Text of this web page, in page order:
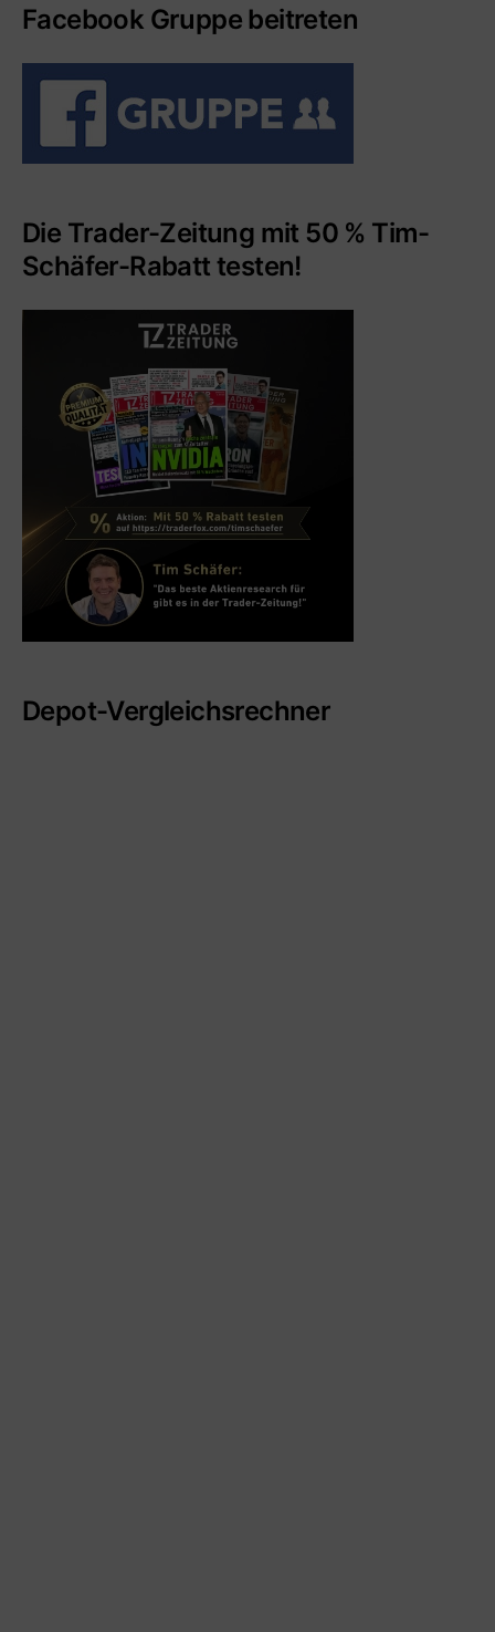
Facebook Gruppe beitreten
Die Trader-Zeitung mit 50 % Tim-
Schäfer-Rabatt testen!
Depot-Vergleichsrechner